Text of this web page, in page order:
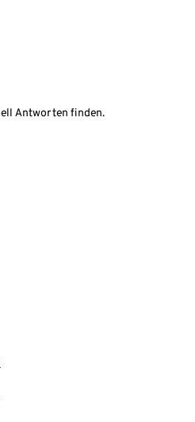
Antworten finden.